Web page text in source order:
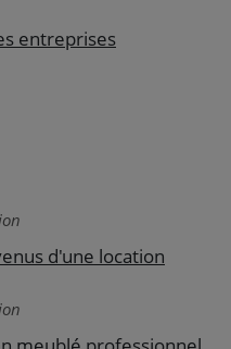
entreprises
d'une location